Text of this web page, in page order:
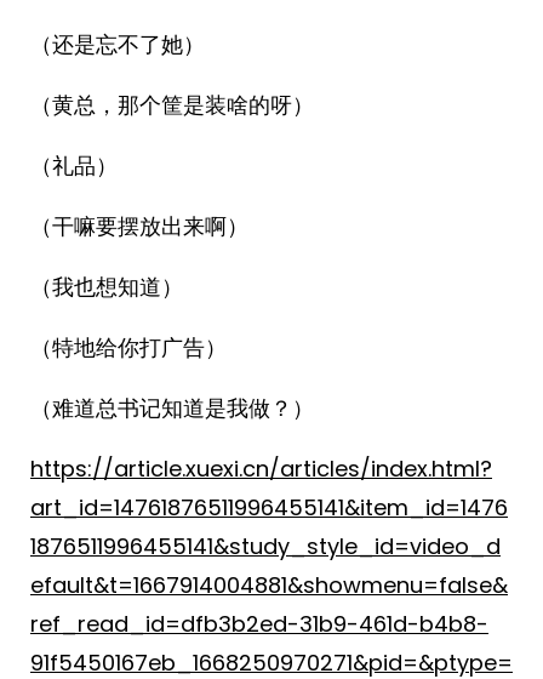
（还是忘不了她）
（黄总，那个筐是装啥的呀）
（礼品）
（干嘛要摆放出来啊）
（我也想知道）
（特地给你打广告）
（难道总书记知道是我做？）
https://article.xuexi.cn/articles/index.html?
art_id=14761876511996455141&item_id=1476
1876511996455141&study_style_id=video_d
efault&t=1667914004881&showmenu=false&
ref_read_id=dfb3b2ed-31b9-461d-b4b8-
91f5450167eb_1668250970271&pid=&ptype=